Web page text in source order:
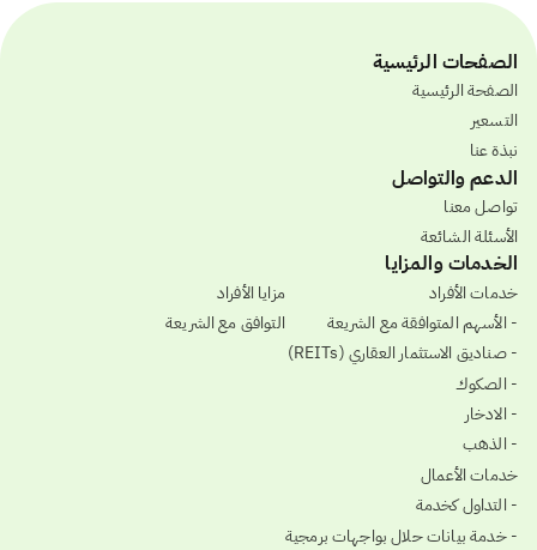
الصفحات الرئيسية
الصفحة الرئيسية
التسعير
نبذة عنا
الدعم والتواصل
تواصل معنا
الأسئلة الشائعة
الخدمات والمزايا
خدمات الأفراد
- الأسهم المتوافقة مع الشريعة
- صناديق الاستثمار العقاري (REITs)
- الصكوك
- الادخار
- الذهب
خدمات الأعمال
- التداول كخدمة
- خدمة بيانات حلال بواجهات برمجية
مزايا الأفراد
التوافق مع الشريعة